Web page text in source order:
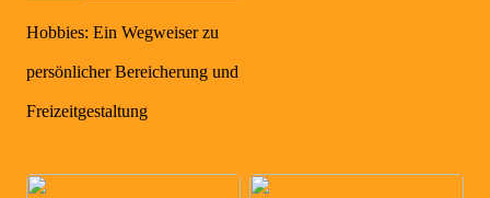
Hobbies: Ein Wegweiser zu
persönlicher Bereicherung und
Freizeitgestaltung